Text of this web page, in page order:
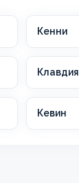
Кенни
Клавдия
Кевин